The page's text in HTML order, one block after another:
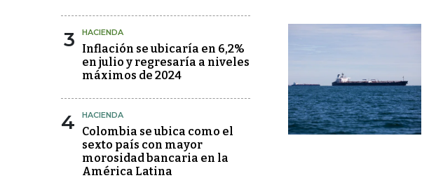
3 HACIENDA
Inflación se ubicaría en 6,2%
en julio y regresaría a niveles
máximos de 2024
4 HACIENDA
Colombia se ubica como el
sexto país con mayor
morosidad bancaria en la
América Latina